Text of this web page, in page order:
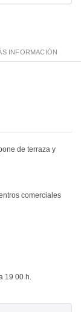
INFORMACIÓN
de terraza y
comerciales
19 00 h.